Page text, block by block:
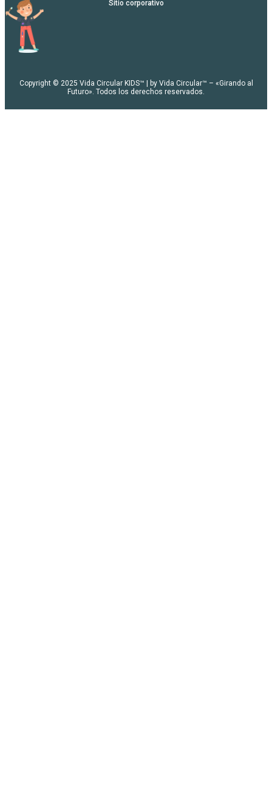
Sitio corporativo
Copyright © 2025 Vida Circular KIDS™ | by Vida Circular™ – «Girando al
Futuro». Todos los derechos reservados.